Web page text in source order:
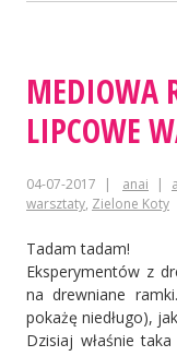
MEDIOWA
LIPCOWE
04-07-2017 anai
warsztaty, Zielone Koty
Tadam tadam!
Eksperymentów z
na drewniane
pokażę niedługo),
Dzisiaj właśnie